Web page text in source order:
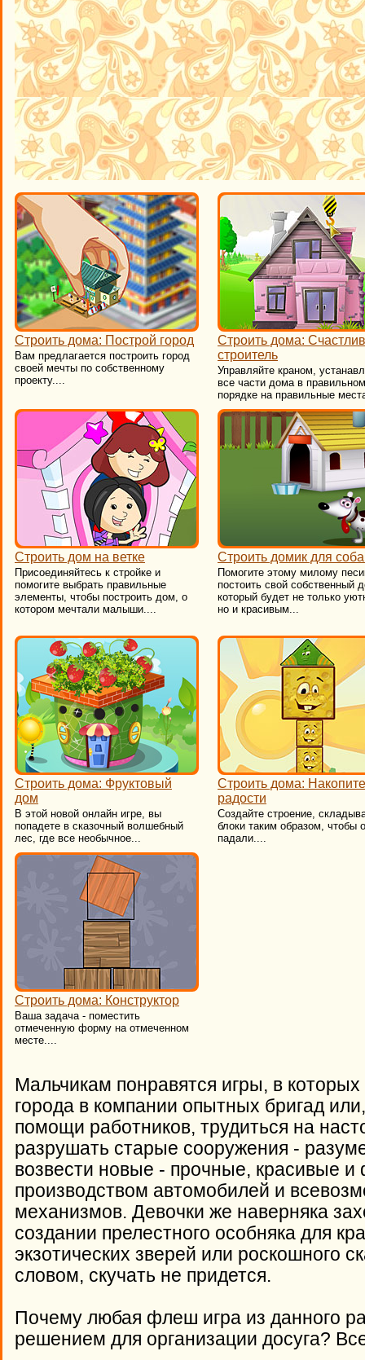
Строить дома: Построй город
Вам предлагается построить город
своей мечты по собственному
проекту....
Строить дома:
строитель
Управляйте краном,
все части дома в правильном
порядке на правильные
Строить дом на ветке
Присоединяйтесь к стройке и
помогите выбрать правильные
элементы, чтобы построить дом, о
котором мечтали малыши....
Строить домик для
Помогите этому милому
постоить свой собственный
который будет не только
но и красивым...
Строить дома: Фруктовый
дом
В этой новой онлайн игре, вы
попадете в сказочный волшебный
лес, где все необычное...
Строить дома:
радости
Создайте строение,
блоки таким образом, чтобы
падали....
Строить дома: Конструктор
Ваша задача - поместить
отмеченную форму на отмеченном
месте....
Мальчикам понравятся игры, в
города в компании опытных бригад
помощи работников, трудиться на
разрушать старые сооружения -
возвести новые - прочные, красивые
производством автомобилей и
механизмов. Девочки же наверняка
создании прелестного особняка для
экзотических зверей или роскошного
словом, скучать не придется.
Почему любая флеш игра из данного
решением для организации досуга?